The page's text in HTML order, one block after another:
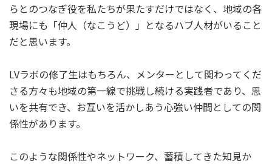
らとのつなぎ役を私たちが果たすだけではなく、地域の各
現場にも「仲人（なこうど）」となるハブ人材がいること
だと思います。
LVラボの修了生はもちろん、メンターとして関わってくだ
さる方々も地域の第一線で挑戦し続ける実践者であり、思
いを共有でき、お互いを活かしあう心強い仲間としての関
係性があります。
このような関係性やネットワーク、蓄積してきた知見か